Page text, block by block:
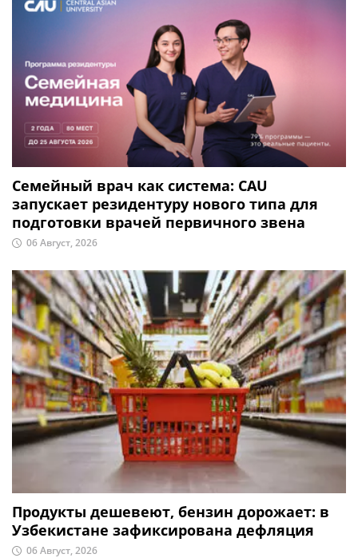
Семейный врач как система: CAU
запускает резидентуру нового типа для
подготовки врачей первичного звена
06 Август, 2026
Продукты дешевеют, бензин дорожает: в
Узбекистане зафиксирована дефляция
06 Август, 2026